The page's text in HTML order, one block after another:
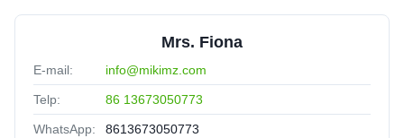
Mrs. Fiona
E-mail: info@mikimz.com
Telp: 86 13673050773
WhatsApp: 8613673050773